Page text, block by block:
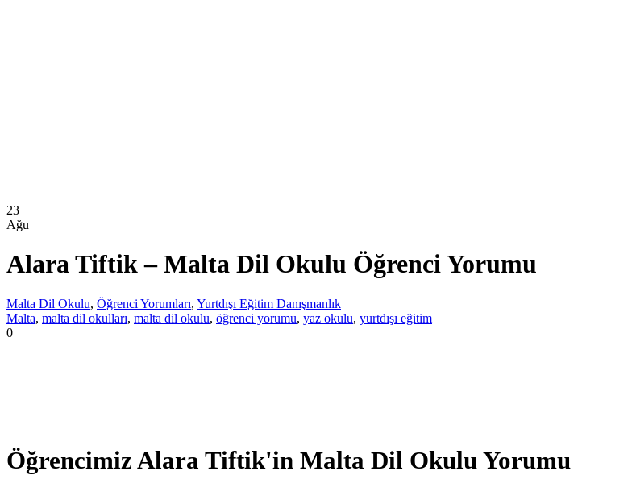
23
Ağu
Alara Tiftik – Malta Dil Okulu Öğrenci Yorumu
Malta Dil Okulu, Öğrenci Yorumları, Yurtdışı Eğitim Danışmanlık
Malta, malta dil okulları, malta dil okulu, öğrenci yorumu, yaz okulu, yurtdışı eğitim
0
Öğrencimiz Alara Tiftik'in Malta Dil Okulu Yorumu